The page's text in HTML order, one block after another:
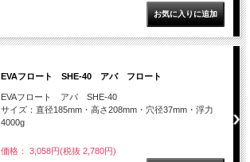
EVAフロート SHE-40 アバ フロート
EVAフロート アバ SHE-40
サイズ：直径185mm・高さ208mm・穴径37mm・浮力
4000g
価格： 3,058円(税抜 2,780円)